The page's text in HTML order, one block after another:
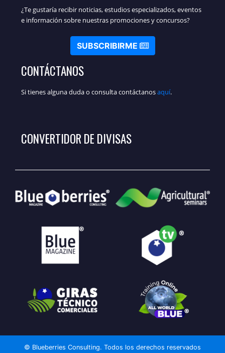
¿Te gustaría recibir noticias, estudios especializados, eventos
e información sobre nuestras promociones y concursos?
SUBSCRIBIRME
CONTÁCTANOS
Si tienes alguna duda o consulta contáctanosaquí.
CONVERTIDOR DE DIVISAS
© Blueberries Consulting. Todos los derechos reservados